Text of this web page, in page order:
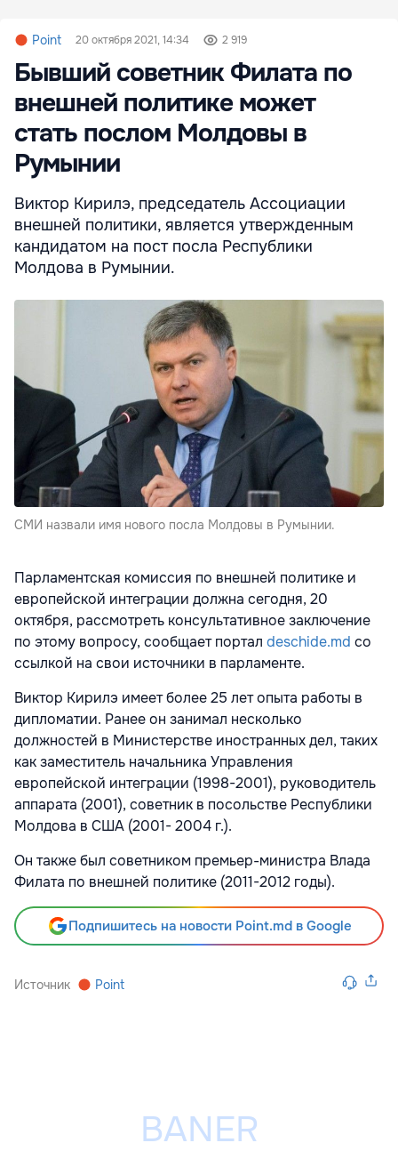
Point 20 октября 2021, 14:34 2 919
Бывший советник Филата по
внешней политике может
стать послом Молдовы в
Румынии
Виктор Кирилэ, председатель Ассоциации
внешней политики, является утвержденным
кандидатом на пост посла Республики
Молдова в Румынии.
СМИ назвали имя нового посла Молдовы в Румынии.
Парламентская комиссия по внешней политике и
европейской интеграции должна сегодня, 20
октября, рассмотреть консультативное заключение
по этому вопросу, сообщает портал deschide.md со
ссылкой на свои источники в парламенте.
Виктор Кирилэ имеет более 25 лет опыта работы в
дипломатии. Ранее он занимал несколько
должностей в Министерстве иностранных дел, таких
как заместитель начальника Управления
европейской интеграции (1998-2001), руководитель
аппарата (2001), советник в посольстве Республики
Молдова в США (2001- 2004 г.).
Он также был советником премьер-министра Влада
Филата по внешней политике (2011-2012 годы).
Подпишитесь на новости Point.md в Google
Источник Point